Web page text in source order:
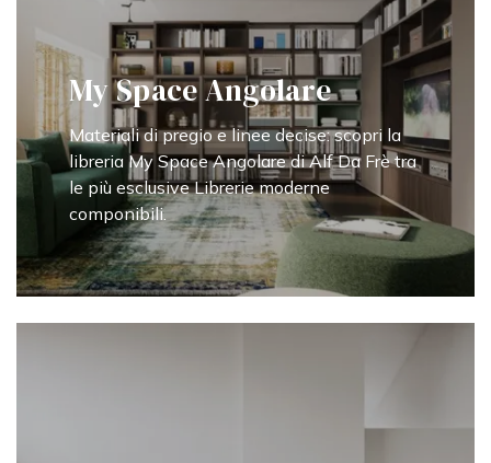
My Space Angolare
Materiali di pregio e linee decise: scopri la
libreria My Space Angolare di Alf Da Frè tra
le più esclusive Librerie moderne
componibili.